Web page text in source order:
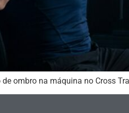
ombro na máquina no Cross